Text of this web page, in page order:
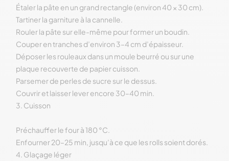
Étaler la pâte en un grand rectangle (environ 40 × 30 cm).
Tartiner la garniture à la cannelle.
Rouler la pâte sur elle-même pour former un boudin.
Couper en tranches d’environ 3–4 cm d’épaisseur.
Déposer les rouleaux dans un moule beurré ou sur une
plaque recouverte de papier cuisson.
Parsemer de perles de sucre sur le dessus.
Couvrir et laisser lever encore 30–40 min.
3. Cuisson
Préchauffer le four à 180 °C.
Enfourner 20–25 min, jusqu’à ce que les rolls soient dorés.
4. Glaçage léger